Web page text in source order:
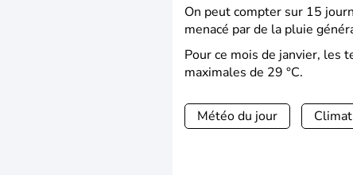
On peut compter sur 15
menacé par de la pluie
Pour ce mois de janvier, les
maximales de 29 °C.
Météo du jour